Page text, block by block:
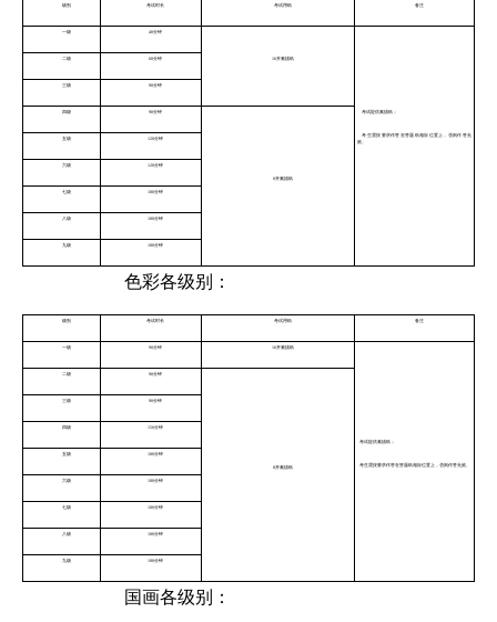
级别 考试时长 考试用纸 备注
一级 40分钟
16开素描纸
考试提供素描纸；
考生需按要求作答在答题纸相应位置上，否则作答无
效。
二级 60分钟
三级 90分钟
四级 90分钟
8开素描纸
五级 120分钟
六级 120分钟
七级 180分钟
八级 180分钟
九级 180分钟
色彩各级别：
级别 考试时长 考试用纸 备注
一级 90分钟 16开素描纸
考试提供素描纸；
考生需按要求作答在答题纸相应位置上，否则作答无效。
二级 90分钟
8开素描纸
三级 90分钟
四级 150分钟
五级 180分钟
六级 180分钟
七级 180分钟
八级 180分钟
九级 180分钟
国画各级别：